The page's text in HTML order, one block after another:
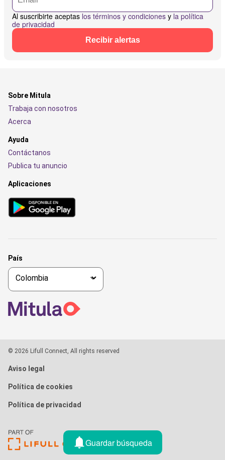
Al suscribirte aceptas los términos y condiciones y la política
de privacidad
Recibir alertas
Guardar búsqueda
Sobre Mitula
Trabaja con nosotros
Acerca
Ayuda
Contáctanos
Publica tu anuncio
Aplicaciones
País
© 2026 Lifull Connect, All rights reserved
Aviso legal
Política de cookies
Política de privacidad